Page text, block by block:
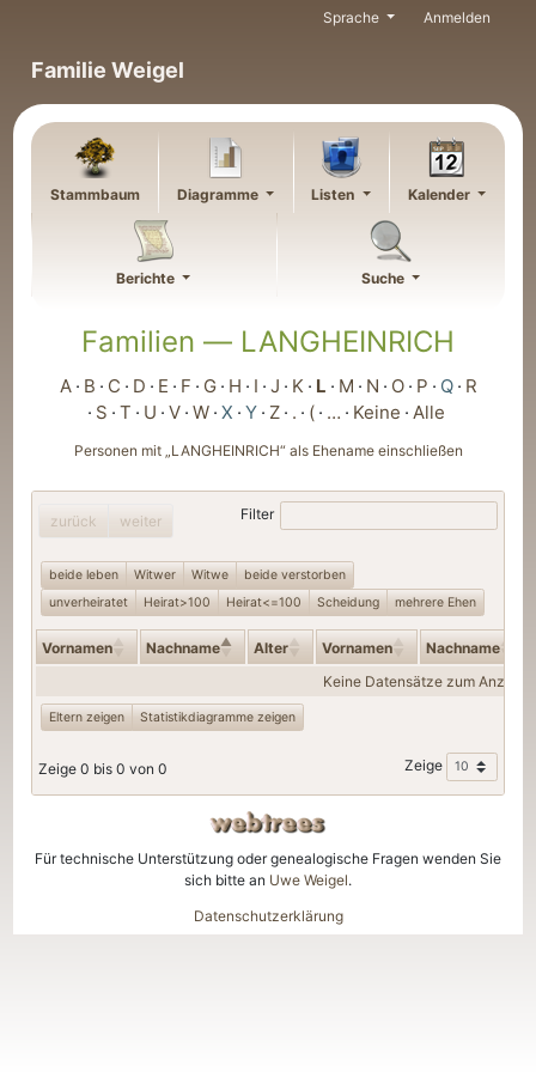
Familie Weigel
Sprache Anmelden
Stammbaum Diagramme Listen Kalender
Berichte Suche
Familien — LANGHEINRICH
A B C D E F G H I J K L M N O P Q
R
S T U V W X Y Z . ( … Keine Alle
Personen mit „LANGHEINRICH“ als Ehename einschließen
zurück weiter Filter
beide leben Witwer Witwe
beide verstorben
unverheiratet
Heirat>100 Heirat<=100 Scheidung mehrere Ehen
Vornamen Nachname Alter Vornamen Nachname
Keine Datensätze zum
Eltern zeigen Statistikdiagramme zeigen
Zeige 0 bis 0 von 0 Zeige
Für technische Unterstützung oder genealogische Fragen wenden Sie
sich bitte an Uwe Weigel.
Datenschutzerklärung